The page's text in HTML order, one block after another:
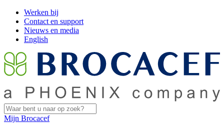
Werken bij
Contact en support
Nieuws en media
English
Mijn Brocacef